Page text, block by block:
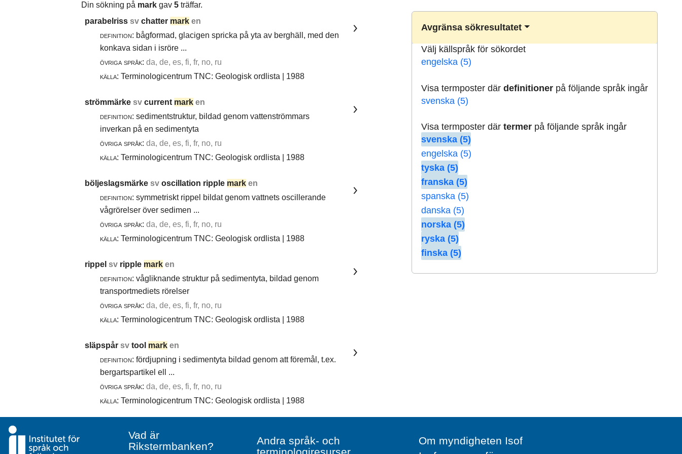
Din sökning på mark gav 5 träffar.
Avgränsa sökresultatet
Välj källspråk för sökordet
engelska (5)
Visa termposter därdefinitioner på följande språk ingår
svenska (5)
Visa termposter därtermer på följande språk ingår
svenska (5)
engelska (5)
tyska (5)
franska (5)
spanska (5)
danska (5)
norska (5)
ryska (5)
finska (5)
parabelriss sv chatter mark en
definition: bågformad, glacigen spricka på yta av berghäll, med den
konkava sidan i isröre ...
övriga språk: da, de, es, fi, fr, no, ru
källa: Terminologicentrum TNC: Geologisk ordlista | 1988
strömmärke sv current mark en
definition: sedimentstruktur, bildad genom vattenströmmars
inverkan på en sedimentyta
övriga språk: da, de, es, fi, fr, no, ru
källa: Terminologicentrum TNC: Geologisk ordlista | 1988
böljeslagsmärke sv oscillation ripple mark en
definition: symmetriskt rippel bildat genom vattnets oscillerande
vågrörelser över sedimen ...
övriga språk: da, de, es, fi, fr, no, ru
källa: Terminologicentrum TNC: Geologisk ordlista | 1988
rippel sv ripple mark en
definition: vågliknande struktur på sedimentyta, bildad genom
transportmediets rörelser
övriga språk: da, de, es, fi, fr, no, ru
källa: Terminologicentrum TNC: Geologisk ordlista | 1988
släpspår sv tool mark en
definition: fördjupning i sedimentyta bildad genom att föremål, t.ex.
bergartspartikel ell ...
övriga språk: da, de, es, fi, fr, no, ru
källa: Terminologicentrum TNC: Geologisk ordlista | 1988
Vad är
Rikstermbanken?
Andra språk- och
Om myndigheten Isof